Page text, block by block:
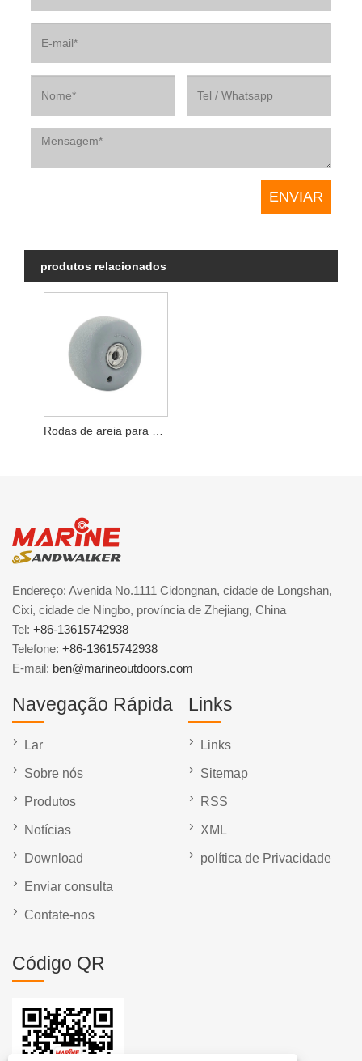
produtos relacionados
Endereço: Avenida No.1111 Cidongnan, cidade de Longshan,
Cixi, cidade de Ningbo, província de Zhejiang, China
Tel: +86-13615742938
Telefone: +86-13615742938
E-mail: ben@marineoutdoors.com
Navegação Rápida
Lar
Sobre nós
Produtos
Notícias
Download
Enviar consulta
Contate-nos
Links
Links
Sitemap
RSS
XML
política de Privacidade
Código QR